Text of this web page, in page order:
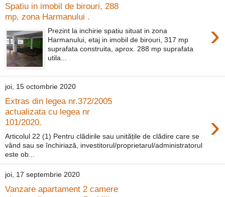
Spatiu in imobil de birouri, 288
mp, zona Harmanului .
›
Prezint la inchirie spatiu situat in zona
Harmanului, etaj in imobil de birouri, 317 mp
suprafata construita, aprox. 288 mp suprafata
utila...
joi, 15 octombrie 2020
Extras din legea nr.372/2005
actualizata cu legea nr
101/2020.
›
Articolul 22 (1) Pentru clădirile sau unitățile de clădire care se
vând sau se închiriază, investitorul/proprietarul/administratorul
este ob...
joi, 17 septembrie 2020
Vanzare apartament 2 camere